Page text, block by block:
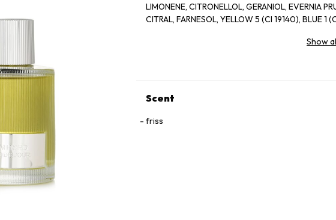
LIMONENE, CITRONELLOL, GERANIOL, EVERNIA
CITRAL, FARNESOL, YELLOW 5 (CI 19140), BLUE
Show
Scent
friss